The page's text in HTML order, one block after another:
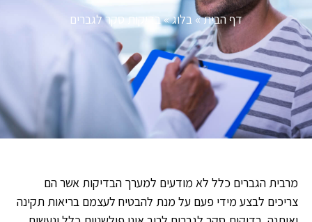
דף הבית» בלוג»בדיקות סקר לגברים
מרבית הגברים כלל לא מודעים למערך הבדיקות אשר הם
צריכים לבצע מידי פעם על מנת להבטיח לעצמם בריאות תקינה